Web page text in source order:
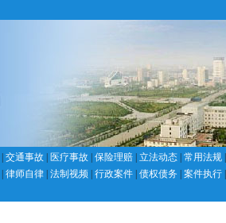
交通事故 医疗事故 保险理赔 立法动态 常用法规
律师自律 法制视频 行政案件 债权债务 案件执行|